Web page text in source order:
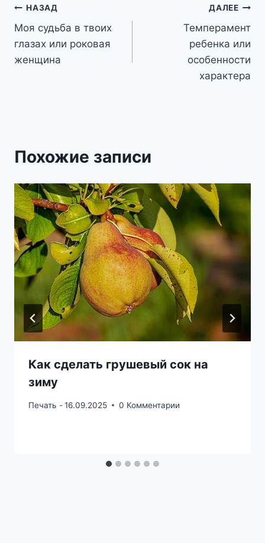
Навигация
по
записям
НАЗАД
Моя судьба в твоих
глазах или роковая
женщина
ДАЛЕЕ
Темперамент
ребенка или
особенности
характера
Похожие записи
Как сделать грушевый сок на
зиму
Печать -16.09.2025 0 Комментарии